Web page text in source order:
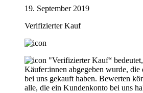
19. September 2019
Verifizierter Kauf
"Verifizierter Kauf“
Käufer:innen abgegeben wurde, die
bei uns gekauft haben. Bewerten
alle, die ein Kundenkonto bei uns